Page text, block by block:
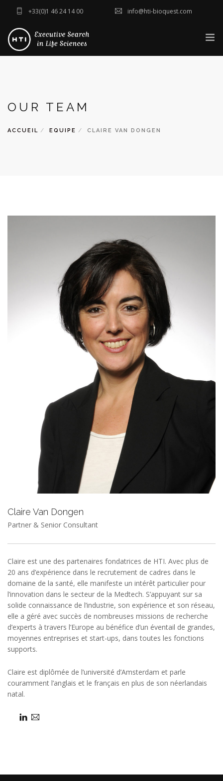
+33(0)1 46 24 14 00 info@hti-bioquest.com
SECTEURS
OUR TEAM
ACCUEIL EQUIPE CLAIRE VAN DONGEN
Claire Van Dongen
Partner & Senior Consultant
Claire est une des partenaires fondatrices de HTI. Avec plus de
20 ans d’expérience dans le recrutement de cadres dans le
domaine de la santé, elle manifeste un intérêt particulier pour
l’innovation dans le secteur de la Medtech. S’appuyant sur sa
solide connaissance de l’industrie, son expérience et son réseau,
elle a géré avec succès de nombreuses missions de recherche
d’experts à travers l’Europe au bénéfice d’un éventail de grandes,
moyennes entreprises et start-ups, dans toutes les fonctions
supports.
Claire est diplômée de l’université d’Amsterdam et parle
couramment l’anglais et le français en plus de son néerlandais
natal.